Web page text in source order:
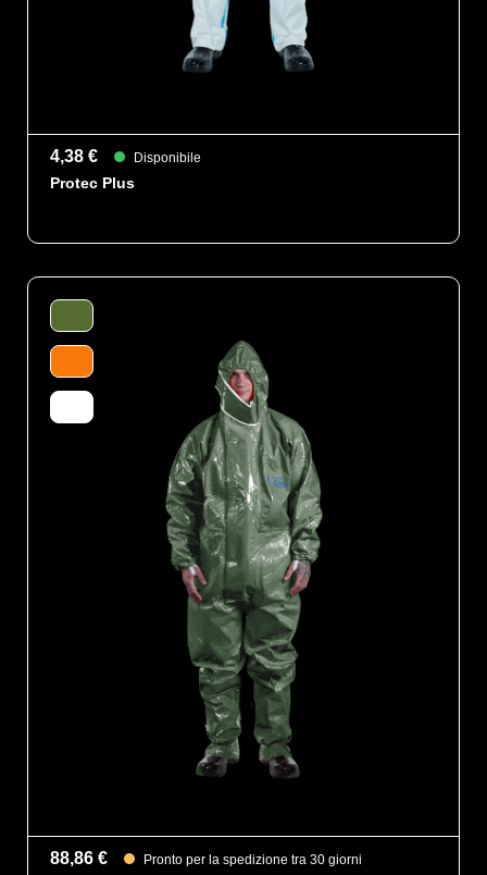
4,38 € Disponibile
Protec Plus
88,86 € Pronto per la spedizione tra 30 giorni